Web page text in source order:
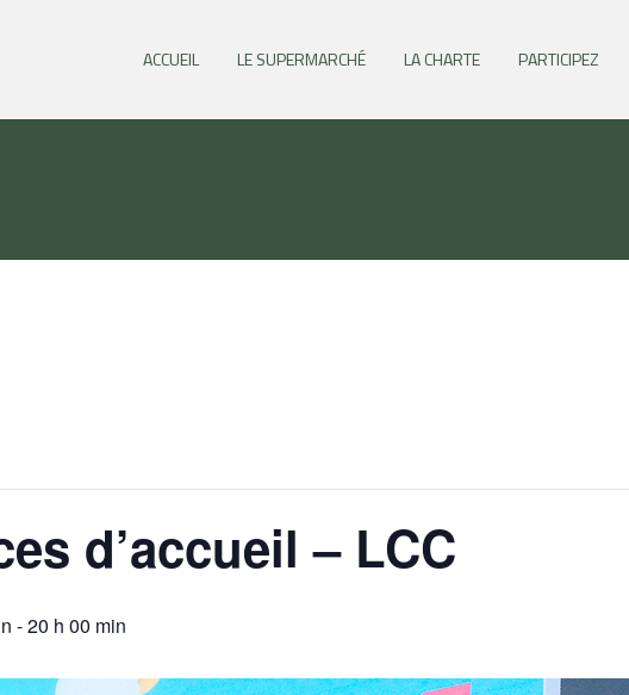
ACCUEIL LE SUPERMARCHÉ LA CHARTE PARTICIPEZ
d’accueil – LCC
-20 h 00 min